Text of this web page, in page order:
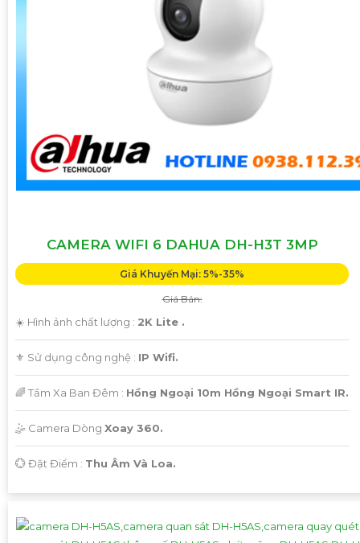
CAMERA WIFI 6 DAHUA DH-H3T 3MP
Giá Khuyến Mại: 5%-35%
Giá Bán:
☀️ Hình ảnh chất lượng : 2K Lite .
⚜️ Sử dụng công nghệ : IP Wifi.
🌈 Tầm Xa Ban Đêm : Hồng Ngoại 10m Hồng Ngoại Smart IR.
🤹 Camera Dòng Xoay 360.
️💮 Đặt Điểm : Thu Âm Và Loa.